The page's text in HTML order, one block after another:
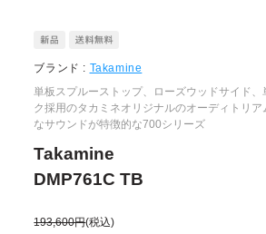
ブランド : Takamine
単板スプルーストップ、ローズウッドサイド、
ク採用のタカミネオリジナルのオーディトリ
なサウンドが特徴的な700シリーズ
Takamine
DMP761C TB
193,600円(税込)